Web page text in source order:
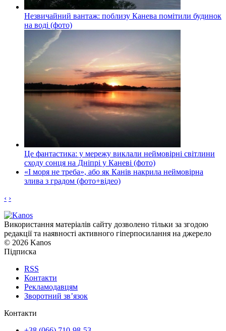
Незвичайний вантаж: поблизу Канева помітили будинок
на воді (фото)
Це фантастика: у мережу виклали неймовірні світлини
сходу сонця на Дніпрі у Каневі (фото)
«І моря не треба», або як Канів накрила неймовірна
злива з градом (фото+відео)
‹ ›
Використання матеріалів сайту дозволено тільки за згодою
редакції та наявності активного гіперпосилання на джерело
© 2026 Kanos
Підписка
RSS
Контакти
Рекламодавцям
Зворотний зв’язок
Контакти